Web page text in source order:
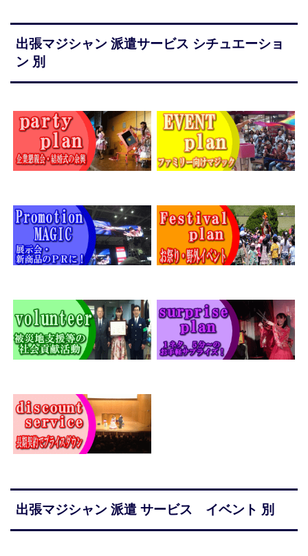
出張マジシャン 派遣サービス シチュエーショ
ン 別
出張マジシャン 派遣 サービス イベント 別